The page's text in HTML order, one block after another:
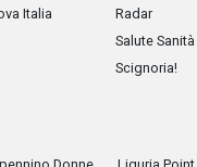
Italia
Radar
Salute Sanità
Scignoria!